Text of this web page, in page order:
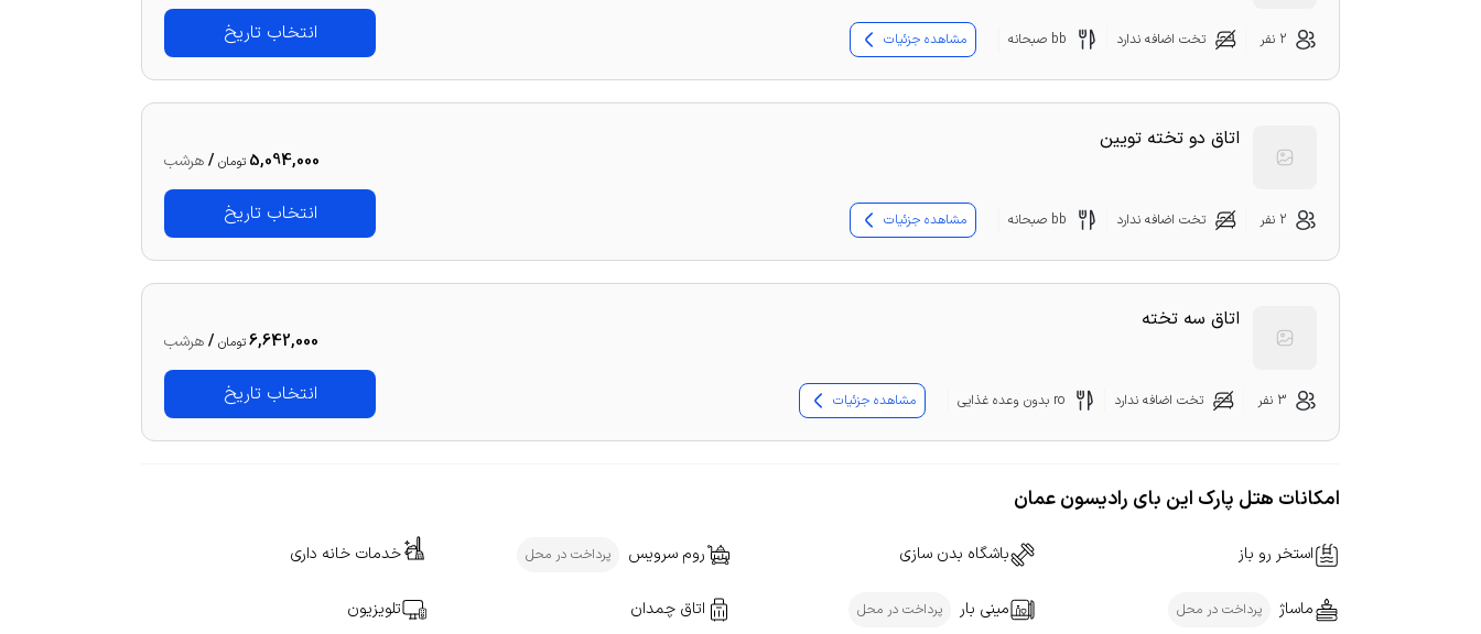
انتخاب تاریخ 2 نفر تخت اضافه ندارد bb صبحانه مشاهده جزئیات
اتاق دو تخته تویین
5,094,000 تومان /هرشب
انتخاب تاریخ 2 نفر تخت اضافه ندارد bb صبحانه مشاهده جزئیات
اتاق سه تخته
6,642,000تومان /هرشب
انتخاب تاریخ 3 نفر تخت اضافه ندارد ro بدون وعده غذایی مشاهده جزئیات
امکانات هتل پارک این بای رادیسون عمان
استخر رو باز باشگاه بدن سازی روم سرویس پرداخت در محل خدمات خانه داری
ماساژ پرداخت در محل مینی بار پرداخت در محل اتاق چمدان تلویزیون